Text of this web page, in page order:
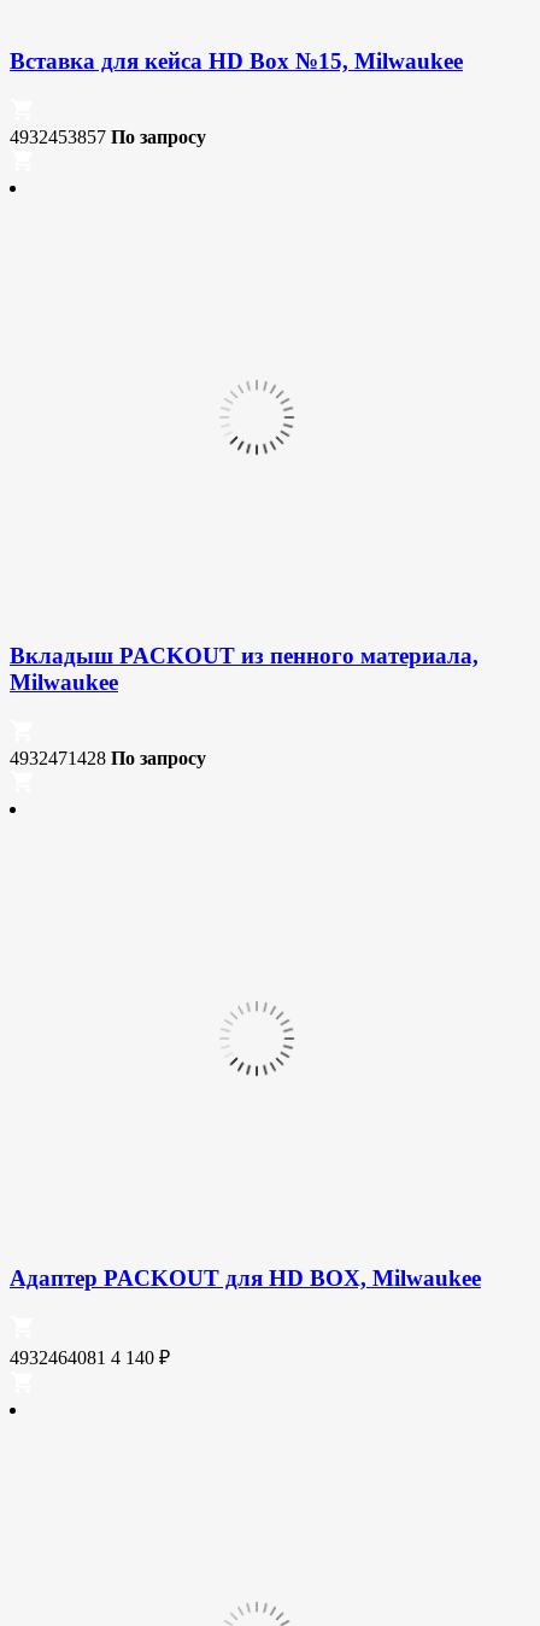
Вставка для кейса HD Box №15, Milwaukee
4932453857 По запросу
Вкладыш PACKOUT из пенного материала,
Milwaukee
4932471428 По запросу
Адаптер PACKOUT для HD BOX, Milwaukee
4932464081 4 140 ₽